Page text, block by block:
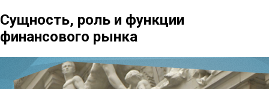
Сущность, роль и функции
финансового рынка